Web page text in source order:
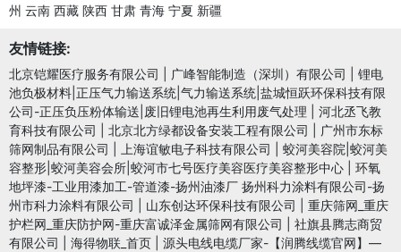
州 云南 西藏 陕西 甘肃 青海 宁夏 新疆
友情链接:
北京铠耀医疗服务有限公司 广峰智能制造（深圳）有限公司
锂电
池负极材料|正压气力输送系统|气力输送系统|盐城恒跃环保科技有限
公司-正压负压粉体输送|废旧锂电池再生利用废气处理
河北丞飞教
育科技有限公司
北京北方绿都设备安装工程有限公司
广州市东标
筛网制品有限公司
上海谊敏电子科技有限公司
蛟河美容院|蛟河美
容整形|蛟河美容会所|蛟河市七号医疗美容医疗美容整形中心
环氧
地坪漆-工业用漆加工-管道漆-扬州油漆厂 扬州科力涂料有限公司-扬
州市科力涂料有限公司
山东创达环保科技有限公司
重庆筛网_重庆
护栏网_重庆防护网-重庆富诚泽金属筛网有限公司
社旗县腾志商贸
有限公司
海得物联_首页
源头电线电缆厂家-【润腾线缆官网】—